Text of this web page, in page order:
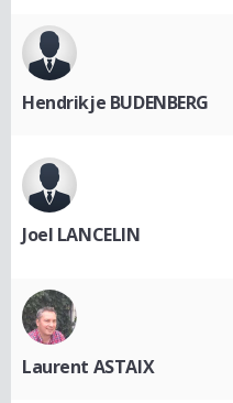
Hendrikje BUDENBERG
Joel LANCELIN
Laurent ASTAIX